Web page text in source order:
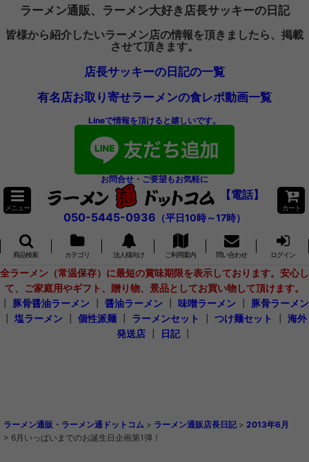
ラーメン通販、ラーメン大好き店長サッキーの日記
皆様から紹介したいラーメン店の情報を頂きましたら、掲載
させて頂きます。
店長サッキーの日記の一覧
有名店お取り寄せラーメンの食レポ動画一覧
Lineで情報を頂けると嬉しいです。
お問合せ・ご要望もお気軽に
メニュー
【電話】
050-5445-0936 （平日10時～17時）
カート
商品検索 カテゴリ 法人様向け ご利用案内 問い合わせ ログイン
全ラーメン（常温保存）に最短の賞味期限を表示しております。安心し
て、ご家庭用やギフト、贈り物、景品としてお買い物して頂けます。
豚骨醤油ラーメン 醤油ラーメン 味噌ラーメン
豚骨ラーメン
塩ラーメン 個性派麺 ラーメンセット つけ麺セット
海外
発送店
日記┃
ラーメン通販・ラーメン通ドットコム > ラーメン通販店長日記 > 2013年6月
> 6月いっぱいまでのお誕生日企画第1弾！